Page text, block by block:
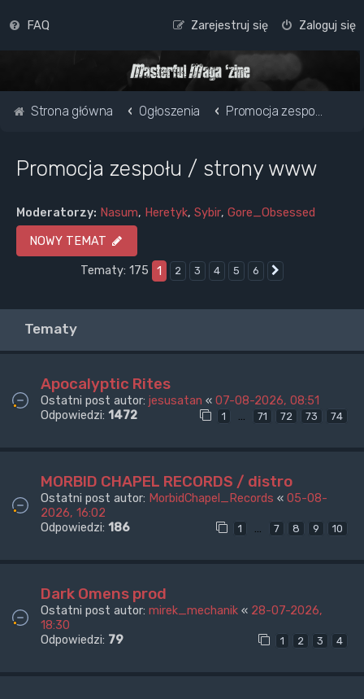
FAQ Zaloguj się
Zarejestruj się
Strona główna Ogłoszenia Promocja zespołu / strony www
Promocja zespołu / strony www
Moderatorzy: Nasum, Heretyk, Sybir, Gore_Obsessed
NOWY TEMAT
Tematy: 175
1 2 3 4 5 6
Tematy
Apocalyptic Rites
Ostatni post autor: jesusatan « 07-08-2026, 08:51
Odpowiedzi: 1472 1 … 71 72 73 74
MORBID CHAPEL RECORDS / distro
Ostatni post autor: MorbidChapel_Records « 05-08-
2026, 16:02
Odpowiedzi: 186 1 … 7 8 9 10
Dark Omens prod
Ostatni post autor: mirek_mechanik « 28-07-2026,
18:30
Odpowiedzi: 79 1 2 3 4